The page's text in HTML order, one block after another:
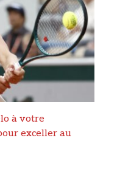
à votre
exceller au